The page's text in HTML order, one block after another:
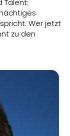
Talent:
Wer jetzt
zu den